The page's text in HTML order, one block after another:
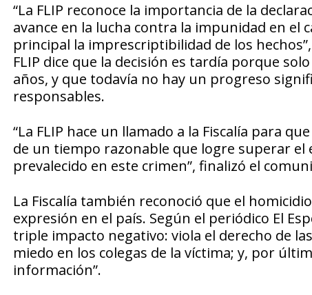
“La FLIP reconoce la importancia de la
avance en la lucha contra la impunidad en el
principal la imprescriptibilidad de los
FLIP dice que la decisión es tardía porque
años, y que todavía no hay un progreso
responsables.
“La FLIP hace un llamado a la Fiscalía para
de un tiempo razonable que logre superar
prevalecido en este crimen”, finalizó el
La Fiscalía también reconoció que el
expresión en el país. Según el periódico El
triple impacto negativo: viola el derecho de
miedo en los colegas de la víctima; y, por
información”.